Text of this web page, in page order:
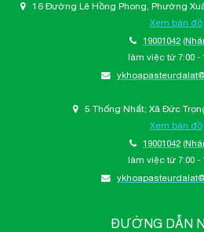
16 Đường Lê Hồng Phong, Phường
Xem bản đồ
19001042
làm việc từ 7:00 -
5 Thống Nhất; Xã Đức
Xem bản đồ
19001042
làm việc từ 7:00 -
ĐƯỜNG DẪN